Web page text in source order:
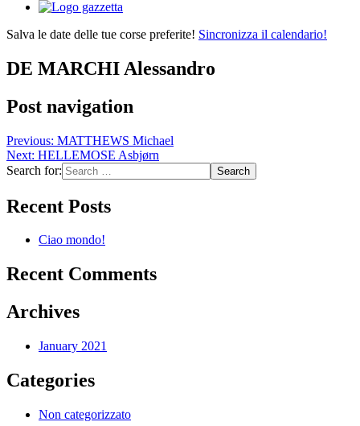
Salva le date delle tue corse preferite! Sincronizza il calendario!
DE MARCHI Alessandro
Post navigation
Previous: MATTHEWS Michael
Next: HELLEMOSE Asbjørn
Search for:
Recent Posts
Ciao mondo!
Recent Comments
Archives
January 2021
Categories
Non categorizzato